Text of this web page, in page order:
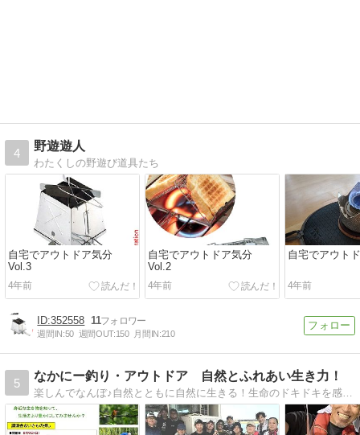
4
野遊遊人
わたくしの野遊び道具たち
自宅でアウトドア気分
Vol.3
4年前
自宅でアウトドア気分
Vol.2
4年前
自宅でアウト
4年前
352558 11
週間IN:50 週間OUT:150 月間IN:210
5
なかにー釣り・アウトドア 自然とふれあい生き力！
楽しんでなんぼ♪自然とともに自然に生きる！生命のドキドキを感じて活きたいから〜『なかにーの釣り・アウトドア行脚』